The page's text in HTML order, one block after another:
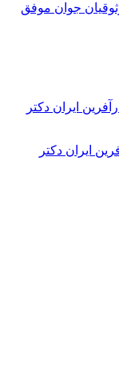
جوان موفق
ایران دکتر